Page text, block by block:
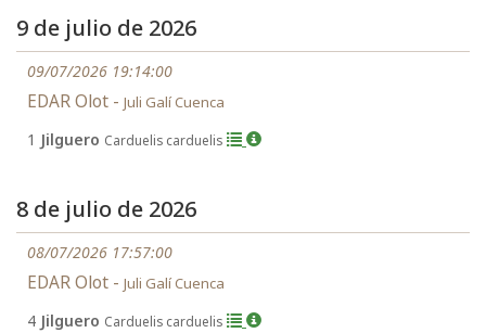
9 de julio de 2026
09/07/2026 19:14:00
EDAR Olot - Juli Galí Cuenca
1 Jilguero Carduelis carduelis
8 de julio de 2026
08/07/2026 17:57:00
EDAR Olot - Juli Galí Cuenca
4 Jilguero Carduelis carduelis